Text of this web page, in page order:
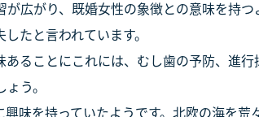
広がり、既婚女性の象徴との意味を持
たと言われています。
ることにこれには、むし歯の予防、進
う。
味を持っていたようです。北欧の海を